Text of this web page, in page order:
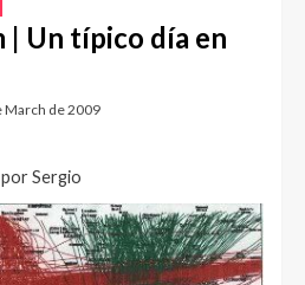
| Un típico día en
March de 2009
Sergio